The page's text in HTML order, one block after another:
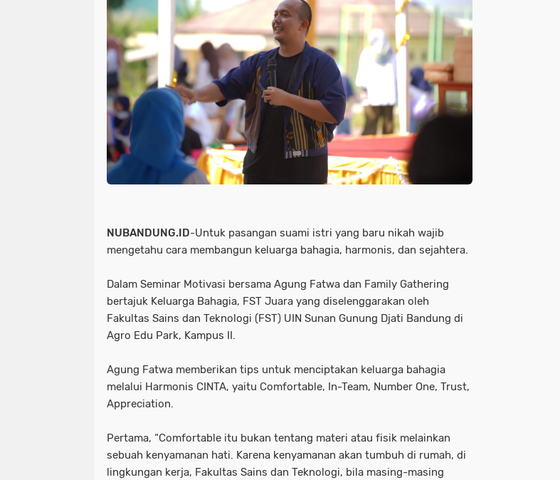
NUBANDUNG.ID-Untuk pasangan suami istri yang baru nikah wajib
mengetahu cara membangun keluarga bahagia, harmonis, dan sejahtera.
Dalam Seminar Motivasi bersama Agung Fatwa dan Family Gathering
bertajuk Keluarga Bahagia, FST Juara yang diselenggarakan oleh
Fakultas Sains dan Teknologi (FST) UIN Sunan Gunung Djati Bandung di
Agro Edu Park, Kampus II.
Agung Fatwa memberikan tips untuk menciptakan keluarga bahagia
melalui Harmonis CINTA, yaitu Comfortable, In-Team, Number One, Trust,
Appreciation.
Pertama, “Comfortable itu bukan tentang materi atau fisik melainkan
sebuah kenyamanan hati. Karena kenyamanan akan tumbuh di rumah, di
lingkungan kerja, Fakultas Sains dan Teknologi, bila masing-masing